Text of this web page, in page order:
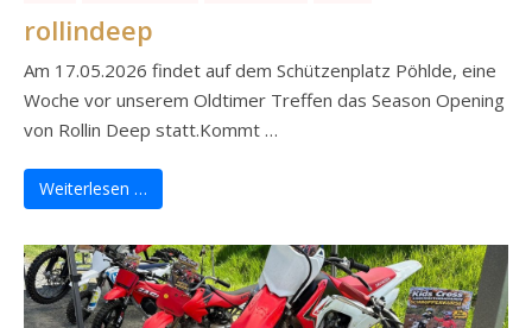
rollindeep
Am 17.05.2026 findet auf dem Schützenplatz Pöhlde, eine
Woche vor unserem Oldtimer Treffen das Season Opening
von Rollin Deep statt.Kommt …
Weiterlesen …